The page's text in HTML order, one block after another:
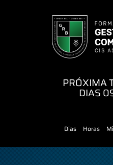
PRÓXIMA
DIAS
Dias Horas